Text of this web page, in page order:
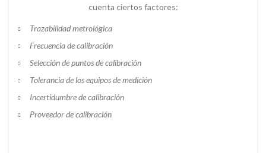
cuenta ciertos factores:
Trazabilidad metrológica
Frecuencia de calibración
Selección de puntos de calibración
Tolerancia de los equipos de medición
Incertidumbre de calibración
Proveedor de calibración